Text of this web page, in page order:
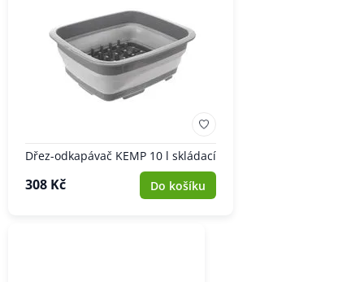
Dřez-odkapávač KEMP 10 l skládací
308 Kč Do košíku